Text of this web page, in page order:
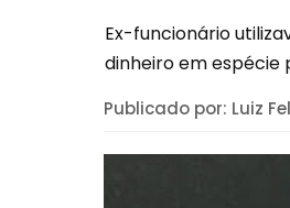
Ex-funcionário
dinheiro em espécie
Publicado por: Luiz